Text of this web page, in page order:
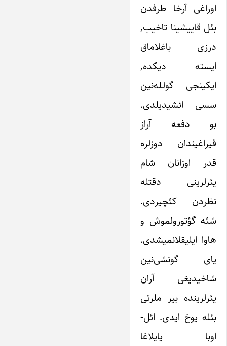
اوراغی آرخا طرفدن
بئل قاییشینا تاخیب,
درزی باغلاماق
ایسته دیکده,
ایکینجی گولـله‌نین
سسی ائشیدیلدی.
بو دفعه آراز
قیراغیندان دوزلره
قدر اوزانان شام
یئرلرینی دقتله
نظردن کئچیردی.
شئه گؤتورولموش و
هاوا ایلیقلانمیشدی.
یای گونشی‌نین
شاخیدیغی آران
یئرلرینده بیر ملرتی
بئله یوخ ایدی. ائل-
اوبا یایلاغا